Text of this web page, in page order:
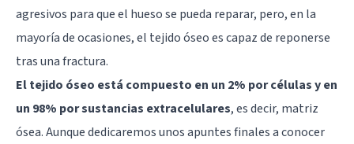
agresivos para que el hueso se pueda reparar, pero, en la
mayoría de ocasiones, el tejido óseo es capaz de reponerse
tras una fractura.
El tejido óseo está compuesto en un 2% por células y en
un 98% por sustancias extracelulares, es decir, matriz
ósea. Aunque dedicaremos unos apuntes finales a conocer